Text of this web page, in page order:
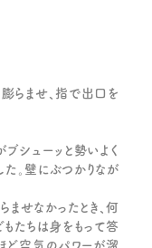
らませ、指で出口を
シューッと勢いよく
た。壁にぶつかりなが
ませなかったとき、何
たちは身をもって答
ど空気のパワーが溜